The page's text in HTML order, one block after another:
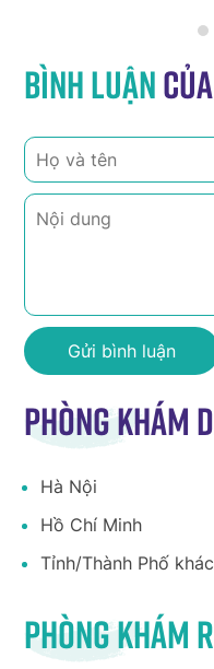
Bình luận
Phòng khám
Hà Nội
Hồ Chí Minh
Tỉnh/Thành Phố khác
Phòng khám